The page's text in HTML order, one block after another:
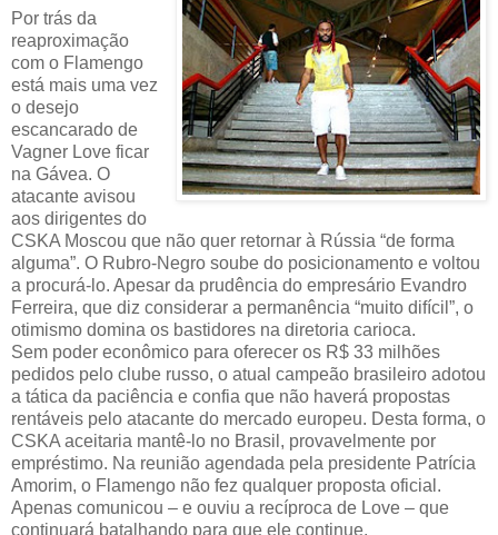
Por trás da
reaproximação
com o Flamengo
está mais uma vez
o desejo
escancarado de
Vagner Love ficar
na Gávea. O
atacante avisou
aos dirigentes do
CSKA Moscou que não quer retornar à Rússia “de forma
alguma”. O Rubro-Negro soube do posicionamento e voltou
a procurá-lo. Apesar da prudência do empresário Evandro
Ferreira, que diz considerar a permanência “muito difícil”, o
otimismo domina os bastidores na diretoria carioca.
Sem poder econômico para oferecer os R$ 33 milhões
pedidos pelo clube russo, o atual campeão brasileiro adotou
a tática da paciência e confia que não haverá propostas
rentáveis pelo atacante do mercado europeu. Desta forma, o
CSKA aceitaria mantê-lo no Brasil, provavelmente por
empréstimo. Na reunião agendada pela presidente Patrícia
Amorim, o Flamengo não fez qualquer proposta oficial.
Apenas comunicou – e ouviu a recíproca de Love – que
continuará batalhando para que ele continue.